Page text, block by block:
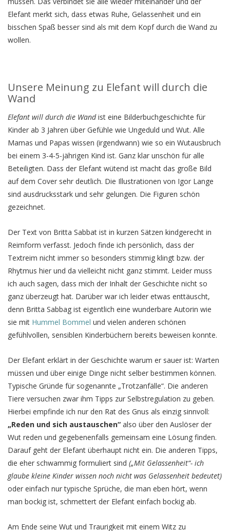
Elefant merkt sich, dass etwas Ruhe, Gelassenheit und ein
bisschen Spaß besser sind als mit dem Kopf durch die Wand zu
wollen.
Unsere Meinung zu Elefant will durch die
Wand
Elefant will durch die Wandist eine Bilderbuchgeschichte für
Kinder ab 3 Jahren über Gefühle wie Ungeduld und Wut. Alle
Mamas und Papas wissen (irgendwann) wie so ein Wutausbruch
bei einem 3-4-5-jährigen Kind ist. Ganz klar unschön für alle
Beteiligten. Dass der Elefant wütend ist macht das große Bild
auf dem Cover sehr deutlich. Die Illustrationen von Igor Lange
sind ausdrucksstark und sehr gelungen. Die Figuren schön
gezeichnet.
Der Text von Britta Sabbat ist in kurzen Sätzen kindgerecht in
Reimform verfasst. Jedoch finde ich persönlich, dass der
Textreim nicht immer so besonders stimmig klingt bzw. der
Rhytmus hier und da vielleicht nicht ganz stimmt. Leider muss
ich auch sagen, dass mich der Inhalt der Geschichte nicht so
ganz überzeugt hat. Darüber war ich leider etwas enttäuscht,
denn Britta Sabbag ist eigentlich eine wunderbare Autorin wie
sie mit Hummel Bommel und vielen anderen schönen
gefühlvollen, sensiblen Kinderbüchern bereits beweisen konnte.
Der Elefant erklärt in der Geschichte warum er sauer ist: Warten
müssen und über einige Dinge nicht selber bestimmen können.
Typische Gründe für sogenannte „Trotzanfälle“. Die anderen
Tiere versuchen zwar ihm Tipps zur Selbstregulation zu geben.
Hierbei empfinde ich nur den Rat des Gnus als einzig sinnvoll:
„Reden und sich austauschen“ also über den Auslöser der
Wut reden und gegebenenfalls gemeinsam eine Lösung finden.
Darauf geht der Elefant überhaupt nicht ein. Die anderen Tipps,
die eher schwammig formuliert sind („Mit Gelassenheit“- ich
glaube kleine Kinder wissen noch nicht was Gelassenheit bedeutet)
oder einfach nur typische Sprüche, die man eben hört, wenn
man bockig ist, schmettert der Elefant einfach bockig ab.
Am Ende seine Wut und Traurigkeit mit einem Witz zu